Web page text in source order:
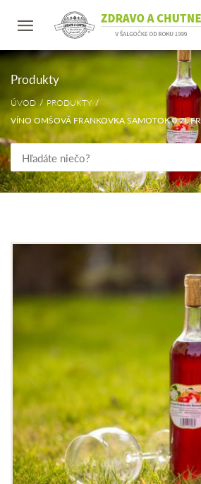
Produkty
ÚVOD
PRODUKTY
VÍNO OMŠOVÁ FRANKOVKA SAMOTOK 0,7L